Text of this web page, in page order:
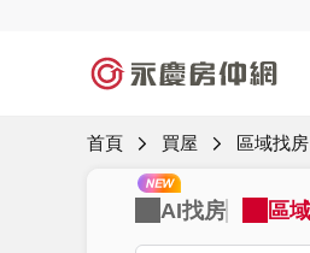
首頁 買屋 區域找房